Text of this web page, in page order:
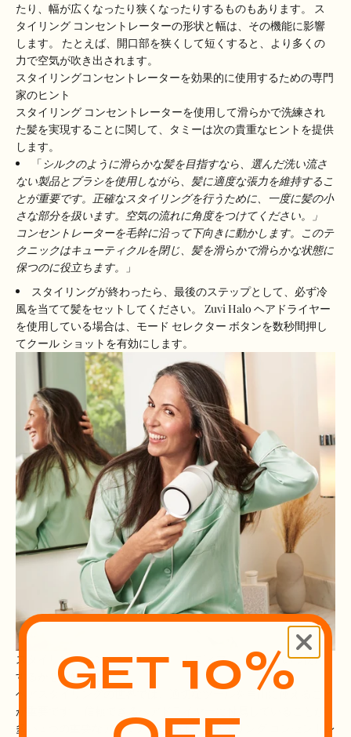
たり、幅が広くなったり狭くなったりするものもあります。 ス
タイリング コンセントレーターの形状と幅は、その機能に影響
します。 たとえば、開口部を狭くして短くすると、より多くの
力で空気が吹き出されます。
スタイリングコンセントレーターを効果的に使用するための専門
家のヒント
スタイリング コンセントレーターを使用して滑らかで洗練され
た髪を実現することに関して、タミーは次の貴重なヒントを提供
します。
「 シルクのように滑らかな髪を目指すなら、選んだ洗い流さ
ない製品とブラシを使用しながら、髪に適度な張力を維持するこ
とが重要です。正確なスタイリングを行うために、一度に髪の小
さな部分を扱います。空気の流れに角度をつけてください。」
コンセントレーターを毛幹に沿って下向きに動かします。このテ
クニックはキューティクルを閉じ、髪を滑らかで滑らかな状態に
保つのに役立ちます。
」
スタイリングが終わったら、最後のステップとして、必ず冷
風を当てて髪をセットしてください。 Zuvi Halo ヘアドライヤー
を使用している場合は、モード セレクター ボタンを数秒間押し
てクール ショットを有効にします。
スタイリング コンセントレーターとディフューザーをいつ使用
するかを理解する
ヘアスタイリングの世界では、適切なツールを自由に使えること
が重要です。 信頼できるヘアドライヤーに付属していることが
多い 2 つの重要なアタッチメントは、スタイリング コンセントレ
GET 10%